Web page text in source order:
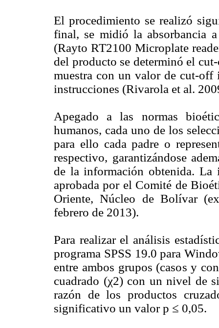
El procedimiento se realizó
final, se midió la absorbancia
(Rayto RT2100 Microplate
del producto se determinó el
muestra con un valor de cut-off
instrucciones (Rivarola et al.
Apegado a las normas
humanos, cada uno de los
para ello cada padre o
respectivo, garantizándose
de la información obtenida. La
aprobada por el Comité de
Oriente, Núcleo de Bolívar
febrero de 2013).
Para realizar el análisis
programa SPSS 19.0 para
entre ambos grupos (casos y
cuadrado (χ2) con un nivel de
razón de los productos
significativo un valor p ≤ 0,05.